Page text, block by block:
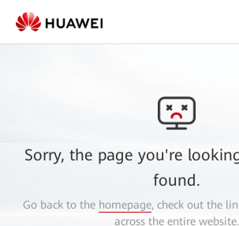
Sorry, the page you're
found.
Go back to the homepage, check out the
across the entire website.